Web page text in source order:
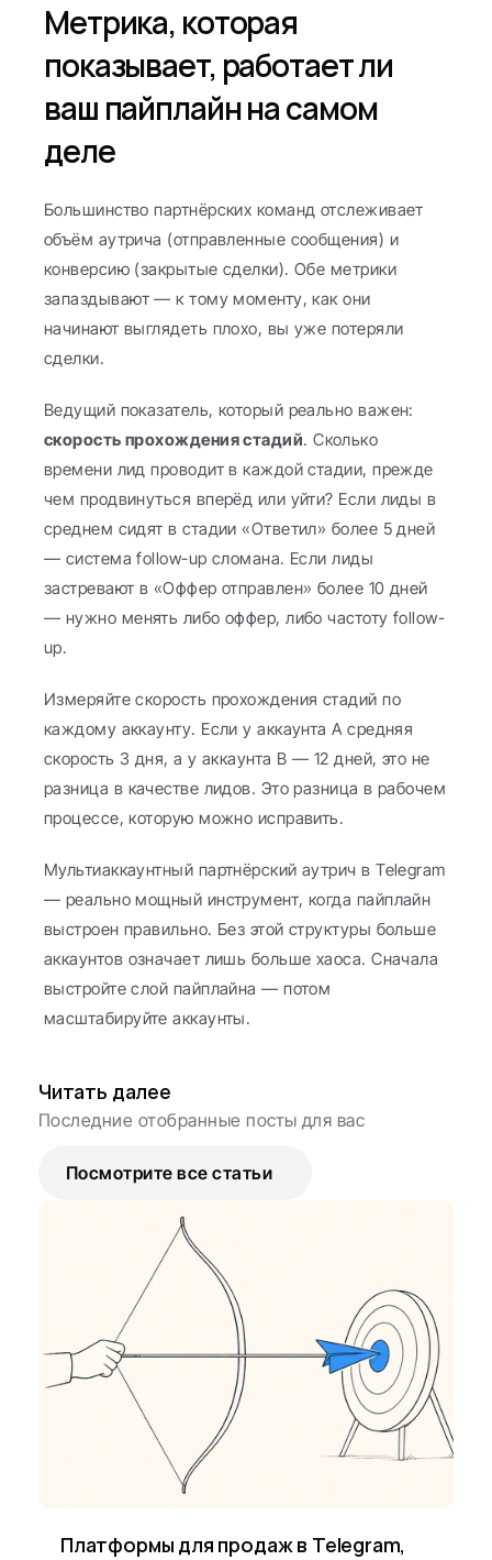
Метрика, которая
показывает, работает ли
ваш пайплайн на самом
деле
Большинство партнёрских команд отслеживает
объём аутрича (отправленные сообщения) и
конверсию (закрытые сделки). Обе метрики
запаздывают — к тому моменту, как они
начинают выглядеть плохо, вы уже потеряли
сделки.
скорость прохождения стадий. Сколько
времени лид проводит в каждой стадии, прежде
чем продвинуться вперёд или уйти? Если лиды в
среднем сидят в стадии «Ответил» более 5 дней
— система follow-up сломана. Если лиды
застревают в «Оффер отправлен» более 10 дней
— нужно менять либо оффер, либо частоту follow-
up.
Измеряйте скорость прохождения стадий по
каждому аккаунту. Если у аккаунта A средняя
скорость 3 дня, а у аккаунта B — 12 дней, это не
разница в качестве лидов. Это разница в рабочем
процессе, которую можно исправить.
Мультиаккаунтный партнёрский аутрич в Telegram
— реально мощный инструмент, когда пайплайн
выстроен правильно. Без этой структуры больше
аккаунтов означает лишь больше хаоса. Сначала
выстройте слой пайплайна — потом
масштабируйте аккаунты.
Читать далее
Последние отобранные посты для вас
Посмотрите все статьи
Платформы для продаж в Telegram,